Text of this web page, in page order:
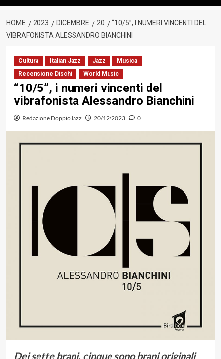
HOME 2023 DICEMBRE 20
“10/5”, I NUMERI VINCENTI DEL
VIBRAFONISTA ALESSANDRO BIANCHINI
Cultura Italian Jazz Jazz
Musica
Recensione Dischi
World Music
“10/5”, i numeri vincenti del
vibrafonista Alessandro Bianchini
Redazione DoppioJazz 20/12/2023 0
Dei sette brani, cinque sono brani originali